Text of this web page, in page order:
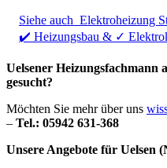
Siehe auch Elektroheizung
✔️ Heizungsbau & ✓
Uelsener Heizungsfachmann
gesucht?
Möchten Sie mehr über uns
– Tel.: 05942 631-368
Unsere Angebote für Uelsen